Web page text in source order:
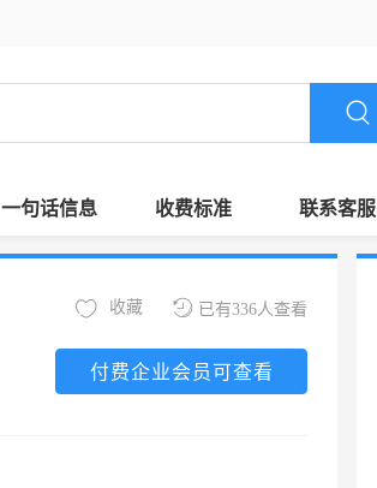
一句话信息 收费标准 联系客服
已有336人查看
收藏
付费企业会员可查看